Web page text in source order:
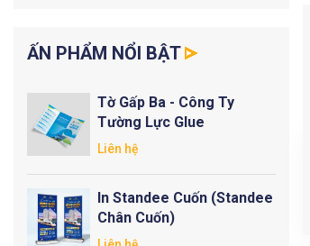
ẤN PHẨM NỔI BẬT
Tờ Gấp Ba - Công Ty
Tường Lực Glue
Liên hệ
In Standee Cuốn (Standee
Chân Cuốn)